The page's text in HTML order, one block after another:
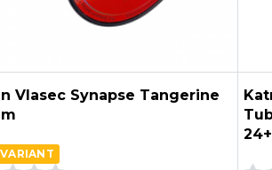
Vlasec Synapse Tangerine